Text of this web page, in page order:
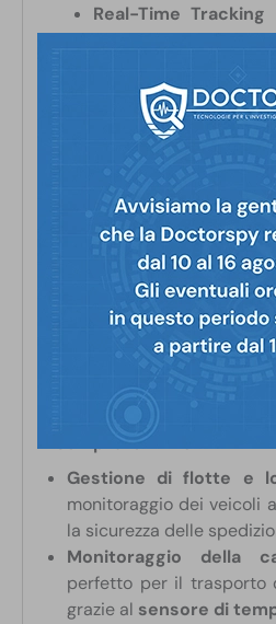
Real-Time Tracking
continuo per un
Smart Tracking
frequenza di
movimenti rilevati
energetico per una
Alarm Tracking
caso di eventi
luce o temperatura
Aggiornamenti OTA
aggiornamenti software
senza necessità di
metalliche grazie ai
Esempi di utilizzo
Gestione di flotte e
monitoraggio dei veicoli
la sicurezza delle
Monitoraggio della
perfetto per il trasporto
grazie al sensore di